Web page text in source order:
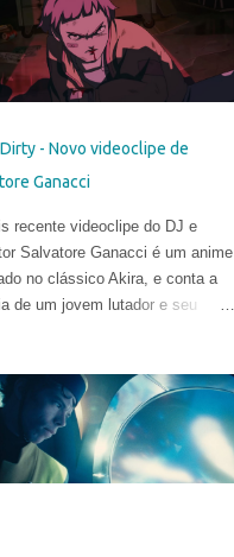
- Novo videoclipe de
Ganacci
recente videoclipe do DJ e
Salvatore Ganacci é um anime
no clássico Akira, e conta a
de um jovem lutador e seu
contratado da produtora
Club Royale, ao lado de Will
& Greg Sharp e produzido
equipes dos estúdios Goono &